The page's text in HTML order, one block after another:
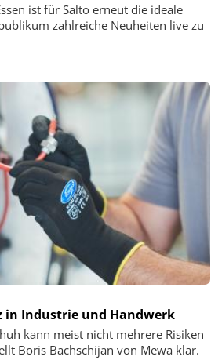
ist für Salto erneut die ideale
zahlreiche Neuheiten live zu
in Industrie und Handwerk
kann meist nicht mehrere Risiken
Boris Bachschijan von Mewa klar.